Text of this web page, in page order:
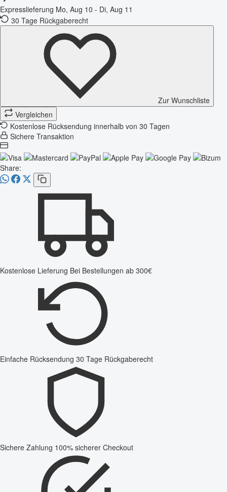
Expresslieferung Mo, Aug 10 - Di, Aug 11
30 Tage Rückgaberecht
Zur Wunschliste
Vergleichen
Kostenlose Rücksendung innerhalb von 30 Tagen
Sichere Transaktion
Share:
Kostenlose Lieferung Bei Bestellungen ab 300€
Einfache Rücksendung 30 Tage Rückgaberecht
Sichere Zahlung 100% sicherer Checkout